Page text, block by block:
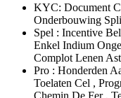
KYC: Document
Onderbouwing
Spel : Incentive
Enkel Indium
Complot Lenen
Pro : Honderden
Toelaten Cel ,
Chemin De Fer ,